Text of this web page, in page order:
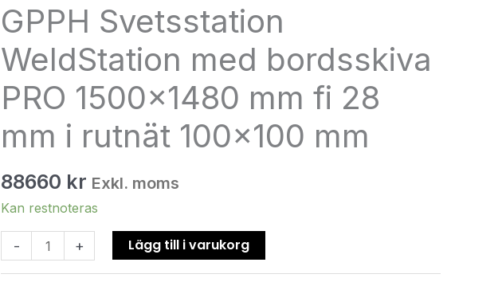
GPPH Svetsstation
WeldStation med bordsskiva
PRO 1500×1480 mm fi 28
mm i rutnät 100×100 mm
88660 kr Exkl. moms
Kan restnoteras
-
med
PRO
1500x1480
mm
28
i
rutnät
100x100
mm
mängd
+ Lägg till i varukorg
mm
mängd